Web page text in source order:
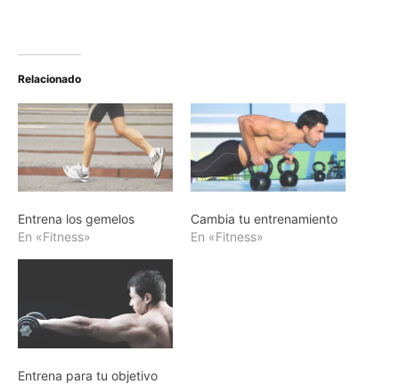
Relacionado
Entrena los gemelos
En «Fitness»
Cambia tu entrenamiento
En «Fitness»
Entrena para tu objetivo